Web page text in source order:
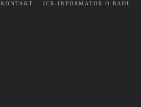
KONTAKT ICR-INFORMATOR O RADU